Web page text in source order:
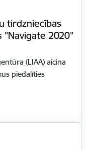
tirdzniecības
"Navigate 2020"
(LIAA) aicina
piedalīties